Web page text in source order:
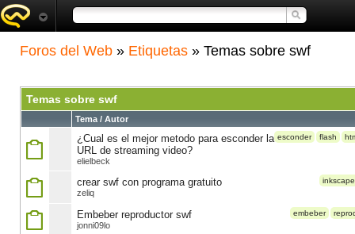
Foros del Web » Etiquetas » Temas sobre swf
Temas sobre swf
Tema / Autor
esconder flash
¿Cual es el mejor metodo para esconder la
URL de streaming video?
elielbeck
inkscape
crear swf con programa gratuito
zeliq
embeber
Embeber reproductor swf
jonni09lo